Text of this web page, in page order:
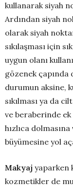
kullanarak siyah
Ardından siyah
olarak siyah
sıkılaşması için
uygun olanı
gözenek çapında
durumun aksine,
sıkılması ya da
ve beraberinde ek
hızlıca
büyümesine yol
Makyaj yaparken
kozmetikler de